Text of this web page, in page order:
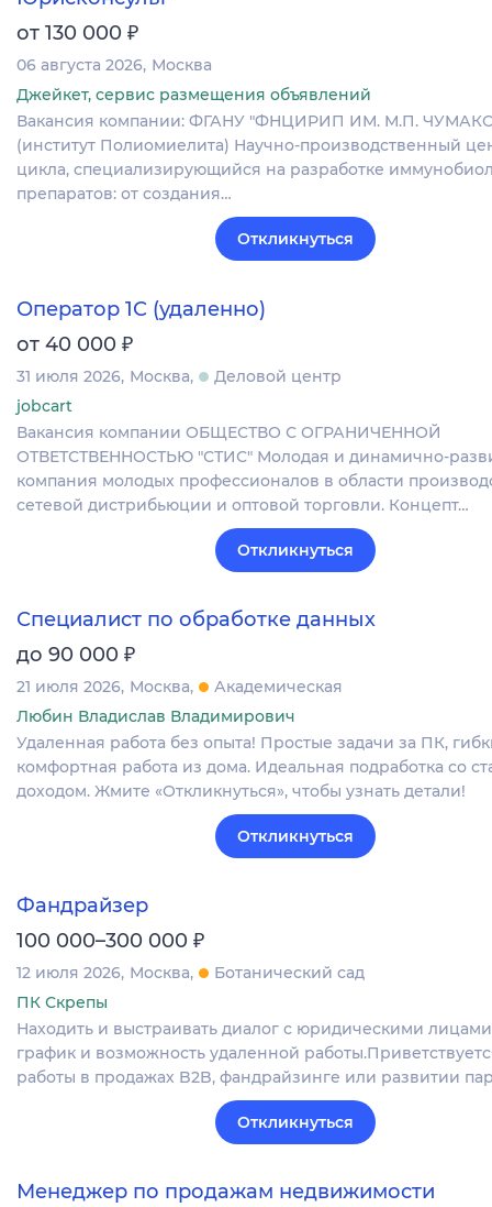
от 130 000 ₽
06 августа 2026 Москва
Джейкет, сервис размещения объявлений
Вакансия компании: ФГАНУ "ФНЦИРИП ИМ. М.П.
(институт Полиомиелита) Научно-производственный
цикла, специализирующийся на разработке
препаратов: от создания…
Откликнуться
Оператор 1С (удаленно)
от 40 000 ₽
31 июля 2026 Москва
Деловой центр
jobcart
Вакансия компании ОБЩЕСТВО С ОГРАНИЧЕННОЙ
ОТВЕТСТВЕННОСТЬЮ "СТИС" Молодая и динамично-
компания молодых профессионалов в области
сетевой дистрибьюции и оптовой торговли. Концепт…
Откликнуться
Специалист по обработке данных
до 90 000 ₽
21 июля 2026 Москва
Академическая
Любин Владислав Владимирович
Удаленная работа без опыта! Простые задачи за ПК,
комфортная работа из дома. Идеальная подработка со
доходом. Жмите «Откликнуться», чтобы узнать детали!
Откликнуться
Фандрайзер
100 000–300 000 ₽
12 июля 2026 Москва
Ботанический сад
ПК Скрепы
Находить и выстраивать диалог с юридическими
график и возможность удаленной
работы в продажах B2B, фандрайзинге или развитии
Откликнуться
Менеджер по продажам недвижимости